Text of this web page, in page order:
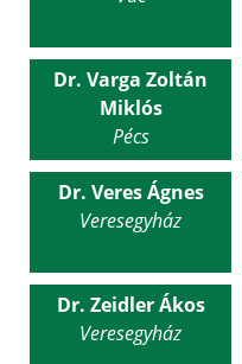
Dr. Varga Zoltán
Miklós
Pécs
Dr. Veres Ágnes
Veresegyház
Dr. Zeidler Ákos
Veresegyház